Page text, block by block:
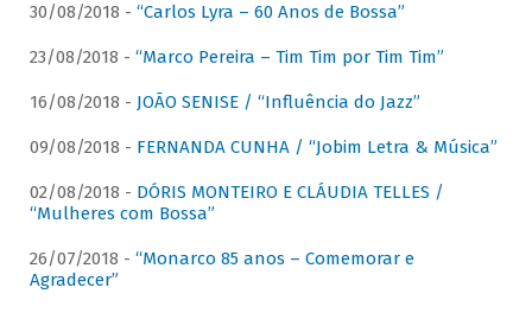
30/08/2018 - “Carlos Lyra – 60 Anos de Bossa”
23/08/2018 - “Marco Pereira – Tim Tim por Tim Tim”
16/08/2018 - JOÃO SENISE / “Influência do Jazz”
09/08/2018 - FERNANDA CUNHA / “Jobim Letra & Música”
02/08/2018 - DÓRIS MONTEIRO E CLÁUDIA TELLES /
“Mulheres com Bossa”
26/07/2018 - “Monarco 85 anos – Comemorar e
Agradecer”